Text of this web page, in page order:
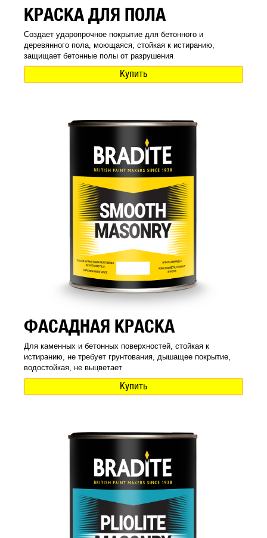
КРАСКА ДЛЯ ПОЛА
Создает ударопрочное покрытие для бетонного и
деревянного пола, моющаяся, стойкая к истиранию,
защищает бетонные полы от разрушения
Купить
ФАСАДНАЯ КРАСКА
Для каменных и бетонных поверхностей, стойкая к
истиранию, не требует грунтования, дышащее покрытие,
водостойкая, не выцветает
Купить